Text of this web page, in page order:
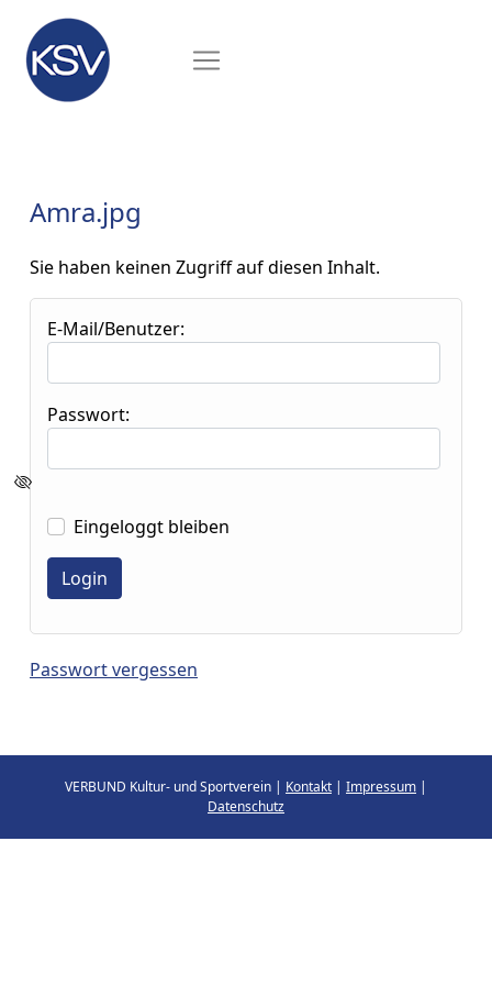
Amra.jpg
Sie haben keinen Zugriff auf diesen Inhalt.
E-Mail/Benutzer:
Passwort:
Eingeloggt bleiben
Passwort vergessen
VERBUND Kultur- und Sportverein | Kontakt | Impressum |
Datenschutz